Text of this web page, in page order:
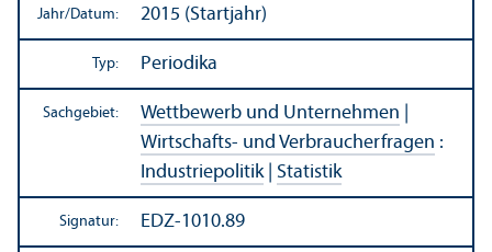
Jahr/Datum: 2015 (Startjahr)
Typ: Periodika
Sachgebiet: Wettbewerb und Unter­nehmen
Wirtschafts- und Verbraucherfragen :
Industriepolitik| Statistik
Signatur: EDZ-1010.89